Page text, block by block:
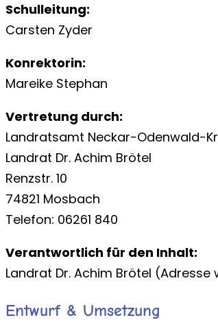
Schulleitung:
Carsten Zyder
Konrektorin:
Mareike Stephan
Vertretung durch:
Landratsamt Neckar-Odenwald-
Landrat Dr. Achim Brötel
Renzstr. 10
74821 Mosbach
Telefon: 06261 840
Verantwortlich für den Inhalt:
Landrat Dr. Achim Brötel (Adresse
Entwurf & Umsetzung